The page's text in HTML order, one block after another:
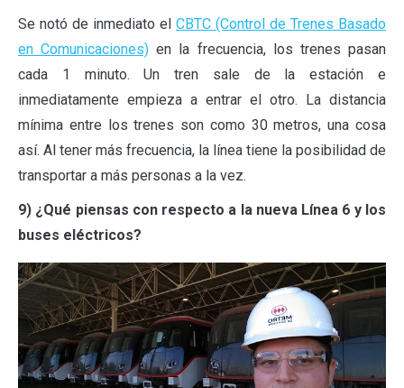
Se notó de inmediato el CBTC (Control de Trenes Basado
en Comunicaciones) en la frecuencia, los trenes pasan
cada 1 minuto. Un tren sale de la estación e
inmediatamente empieza a entrar el otro. La distancia
mínima entre los trenes son como 30 metros, una cosa
así. Al tener más frecuencia, la línea tiene la posibilidad de
transportar a más personas a la vez.
9) ¿Qué piensas con respecto a la nueva Línea 6 y los
buses eléctricos?